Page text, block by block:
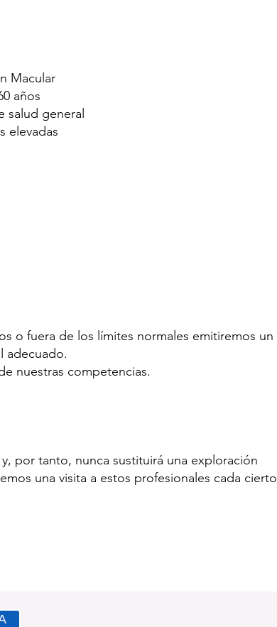
Macular
años
salud general
elevadas
o fuera de los límites normales emitiremos un
adecuado.
nuestras competencias.
por tanto, nunca sustituirá una exploración
una visita a estos profesionales cada cierto